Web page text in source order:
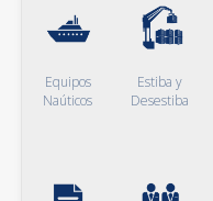
Equipos
Naúticos
Estiba y
Desestiba